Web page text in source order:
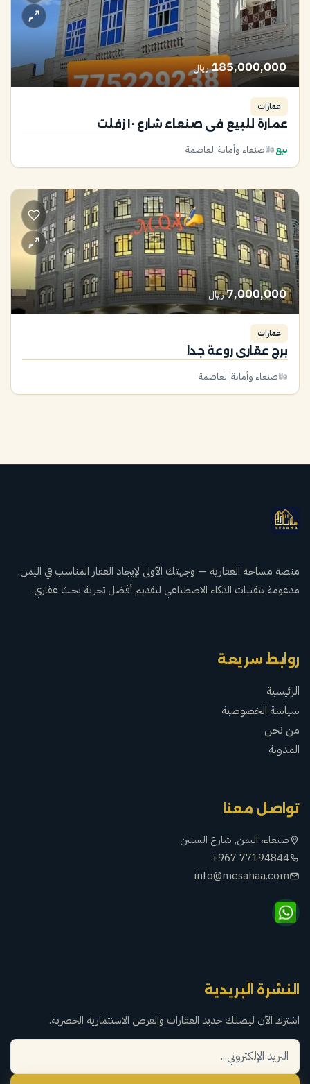
185,000,000 ريال
عمارات
عمارة للبيع في صنعاء شارع ١٠ زفلت
بيع صنعاء وأمانة العاصمة
7,000,000 ريال
عمارات
برج عقاري روعة جدا
صنعاء وأمانة العاصمة
منصة مساحة العقارية — وجهتك الأولى لإيجاد العقار المناسب في اليمن.
مدعومة بتقنيات الذكاء الاصطناعي لتقديم أفضل تجربة بحث عقاري.
روابط سريعة
الرئيسية
سياسة الخصوصية
من نحن
المدونة
تواصل معنا
صنعاء، اليمن, شارع الستين
+967 77194844
info@mesahaa.com
النشرة البريدية
اشترك الآن ليصلك جديد العقارات والفرص الاستثمارية الحصرية.